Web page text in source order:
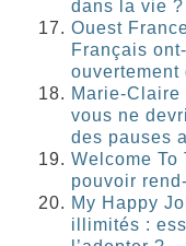
dans la vie ?
Ouest
Français
Marie-Claire
vous ne
des pauses
Welcome To
pouvoir
My Happy
illimités :